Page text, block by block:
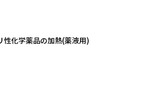
性化学薬品の加熱(薬液用)